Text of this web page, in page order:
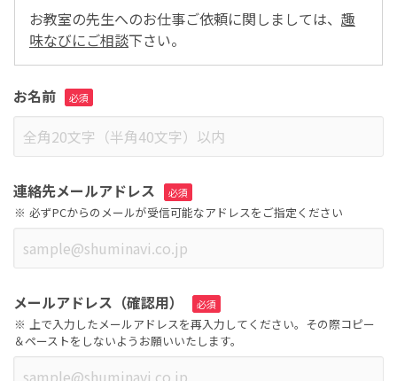
お教室の先生へのお仕事ご依頼に関しましては、 趣
味なびにご相談下さい。
お名前
連絡先メールアドレス
必ずPCからのメールが受信可能なアドレスをご指定ください
メールアドレス（確認用）
上で入力したメールアドレスを再入力してください。その際コピー
＆ペーストをしないようお願いいたします。